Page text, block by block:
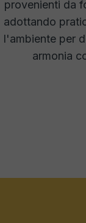
provenienti da
adottando
l'ambiente per
armonia